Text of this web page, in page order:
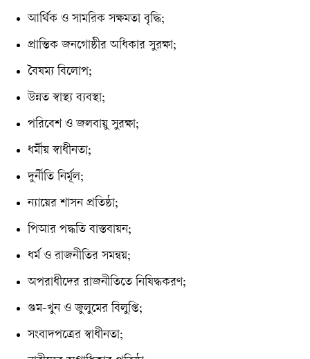
আর্থিক ও সামরিক সক্ষমতা বৃদ্ধি;
প্রান্তিক জনগোষ্ঠীর অধিকার সুরক্ষা;
বৈষম্য বিলোপ;
উন্নত স্বাস্থ্য ব্যবস্থা;
পরিবেশ ও জলবায়ু সুরক্ষা;
ধর্মীয় স্বাধীনতা;
দুর্নীতি নির্মূল;
ন্যায়ের শাসন প্রতিষ্ঠা;
পিআর পদ্ধতি বাস্তবায়ন;
ধর্ম ও রাজনীতির সমন্বয়;
অপরাধীদের রাজনীতিতে নিষিদ্ধকরণ;
গুম-খুন ও জুলুমের বিলুপ্তি;
সংবাদপত্রের স্বাধীনতা;